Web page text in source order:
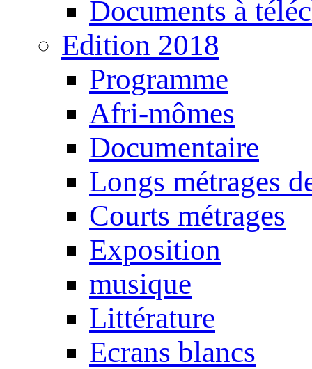
Documents à
Edition 2018
Programme
Afri-mômes
Documentaire
Longs métrages
Courts métrages
Exposition
musique
Littérature
Ecrans blancs